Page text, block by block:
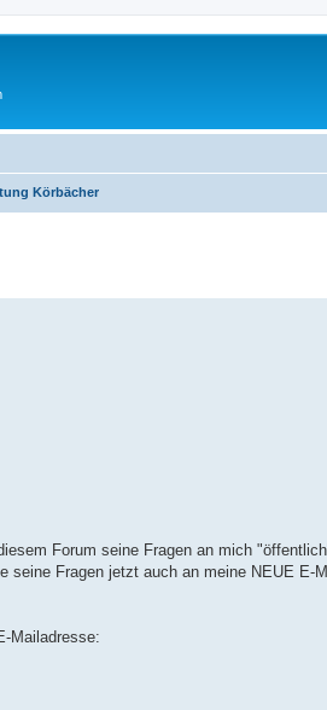
Körbächer
Forum seine Fragen an mich
seine Fragen jetzt auch an meine NEUE E-
Mailadresse: